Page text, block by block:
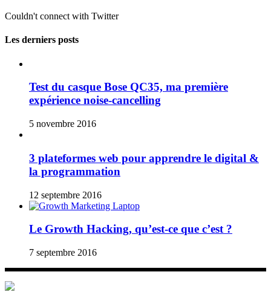
Couldn't connect with Twitter
Les derniers posts
Test du casque Bose QC35, ma première
expérience noise-cancelling
5 novembre 2016
3 plateformes web pour apprendre le digital &
la programmation
12 septembre 2016
Le Growth Hacking, qu’est-ce que c’est ?
7 septembre 2016